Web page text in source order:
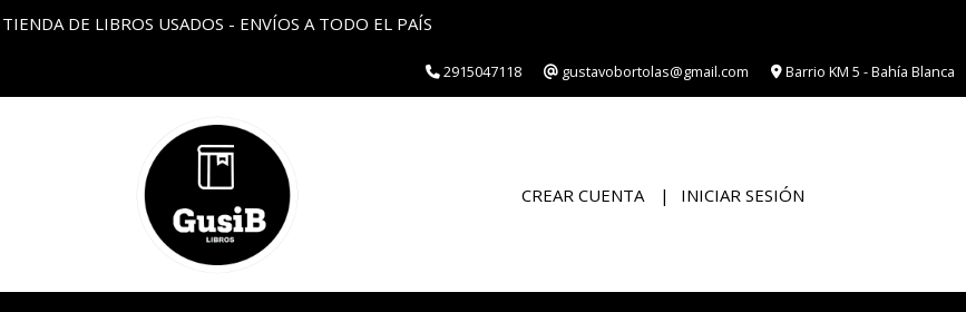
TIENDA DE LIBROS USADOS - ENVÍOS A TODO EL PAÍS
2915047118 gustavobortolas@gmail.com Barrio KM 5 - Bahía Blanca
CREAR CUENTA INICIAR SESIÓN